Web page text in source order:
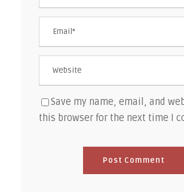
Save my name, email, and
this browser for the next time I